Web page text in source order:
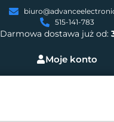
Moje konto
Darmowa dostawa już od:
515-141-783